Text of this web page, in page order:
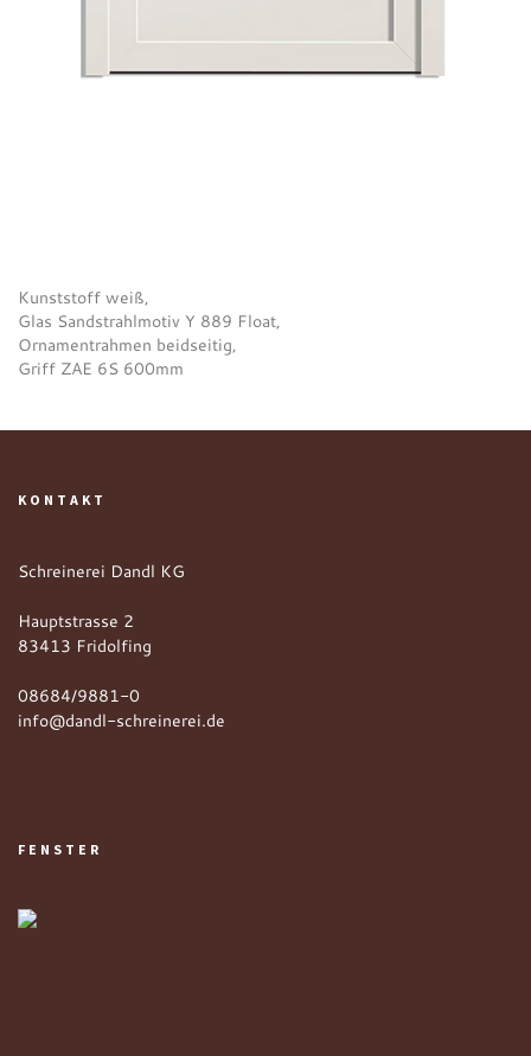
Kunststoff weiß,
Glas Sandstrahlmotiv Y 889 Float,
Ornamentrahmen beidseitig,
Griff ZAE 6S 600mm
KONTAKT
Schreinerei Dandl KG
Hauptstrasse 2
83413 Fridolfing
08684/9881-0
info@dandl-schreinerei.de
FENSTER